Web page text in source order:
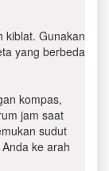
kiblat. Gunakan
yang berbeda
kompas,
jam saat
sudut
ke arah